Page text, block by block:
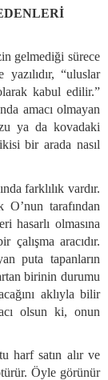
gelmediği sürece
yazılıdır, “uluslar
kabul edilir.”
amacı olmayan
ya da kovadaki
bir arada nasıl
farklılık vardır.
O’nun tarafından
hasarlı olmasına
çalışma aracıdır.
puta tapanların
birinin durumu
aklıyla bilir
olsun ki, onun
harf satın alır ve
Öyle görünür